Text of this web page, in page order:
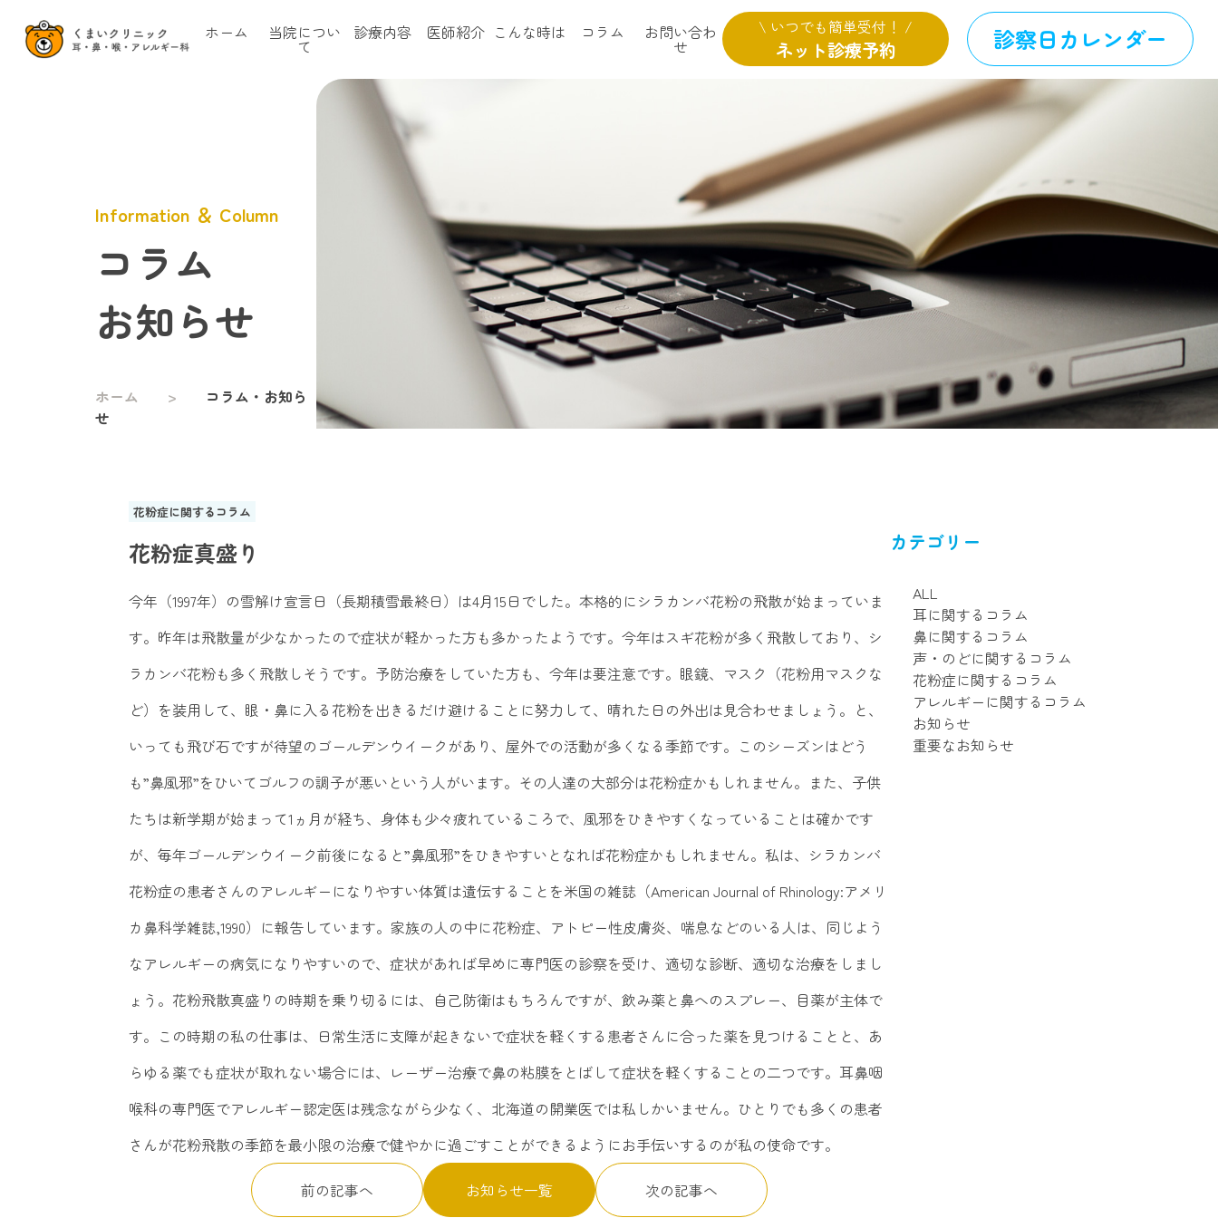
ホーム 当院につい
て
診療内容 医師紹介 こんな時は コラム お問い合わ
せ
\ いつでも簡単受付！ /
ネット診療予約 診察日カレンダー
Information ＆ Column
コラム
お知らせ
ホーム
コラム・お知ら
せ
花粉症に関するコラム
花粉症真盛り
今年（1997年）の雪解け宣言日（長期積雪最終日）は4月15日でした。本格的にシラカンバ花粉の飛散が始まっていま
す。昨年は飛散量が少なかったので症状が軽かった方も多かったようです。今年はスギ花粉が多く飛散しており、シ
ラカンバ花粉も多く飛散しそうです。予防治療をしていた方も、今年は要注意です。眼鏡、マスク（花粉用マスクな
ど）を装用して、眼・鼻に入る花粉を出きるだけ避けることに努力して、晴れた日の外出は見合わせましょう。と、
いっても飛び石ですが待望のゴールデンウイークがあり、屋外での活動が多くなる季節です。このシーズンはどう
も”鼻風邪”をひいてゴルフの調子が悪いという人がいます。その人達の大部分は花粉症かもしれません。また、子供
たちは新学期が始まって1ヵ月が経ち、身体も少々疲れているころで、風邪をひきやすくなっていることは確かです
が、毎年ゴールデンウイーク前後になると”鼻風邪”をひきやすいとなれば花粉症かもしれません。私は、シラカンバ
花粉症の患者さんのアレルギーになりやすい体質は遺伝することを米国の雑誌（American Journal of Rhinology:アメリ
カ鼻科学雑誌,1990）に報告しています。家族の人の中に花粉症、アトピー性皮膚炎、喘息などのいる人は、同じよう
なアレルギーの病気になりやすいので、症状があれば早めに専門医の診察を受け、適切な診断、適切な治療をしまし
ょう。花粉飛散真盛りの時期を乗り切るには、自己防衛はもちろんですが、飲み薬と鼻へのスプレー、目薬が主体で
す。この時期の私の仕事は、日常生活に支障が起きないで症状を軽くする患者さんに合った薬を見つけることと、あ
らゆる薬でも症状が取れない場合には、レーザー治療で鼻の粘膜をとばして症状を軽くすることの二つです。耳鼻咽
喉科の専門医でアレルギー認定医は残念ながら少なく、北海道の開業医では私しかいません。ひとりでも多くの患者
さんが花粉飛散の季節を最小限の治療で健やかに過ごすことができるようにお手伝いするのが私の使命です。
前の記事へ お知らせ一覧 次の記事へ
カテゴリー
ALL
耳に関するコラム
鼻に関するコラム
声・のどに関するコラム
花粉症に関するコラム
アレルギーに関するコラム
お知らせ
重要なお知らせ